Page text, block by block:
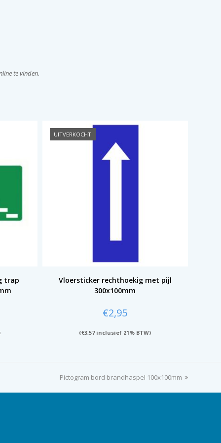
te vinden.
trap
UITVERKOCHT
Vloersticker rechthoekig met pijl
300x100mm
€2,95
(€3,57inclusief 21% BTW)
next
Pictogram bord brandhaspel 100x100mm